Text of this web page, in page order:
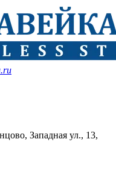
Западная ул., 13,